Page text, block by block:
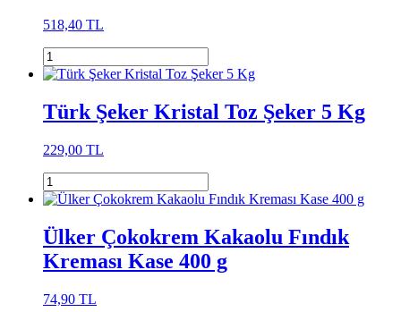
518,40 TL
Türk Şeker Kristal Toz Şeker 5 Kg
229,00 TL
Ülker Çokokrem Kakaolu Fındık
Kreması Kase 400 g
74,90 TL